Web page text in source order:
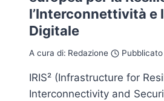
l’Interconnettività e
Digitale
A cura di: Redazione
IRIS² (Infrastructure for
Interconnectivity and